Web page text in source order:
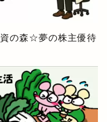
の森☆夢の株主優待